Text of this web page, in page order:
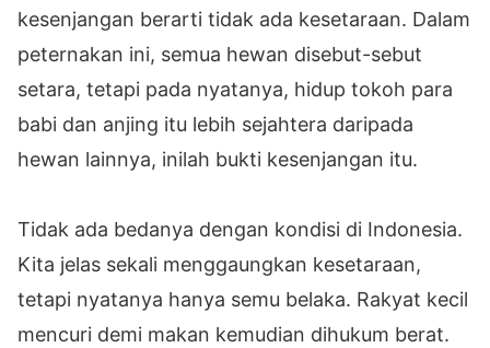
kesenjangan berarti tidak ada kesetaraan. Dalam
peternakan ini, semua hewan disebut-sebut
setara, tetapi pada nyatanya, hidup tokoh para
babi dan anjing itu lebih sejahtera daripada
hewan lainnya, inilah bukti kesenjangan itu.
Tidak ada bedanya dengan kondisi di Indonesia.
Kita jelas sekali menggaungkan kesetaraan,
tetapi nyatanya hanya semu belaka. Rakyat kecil
mencuri demi makan kemudian dihukum berat.